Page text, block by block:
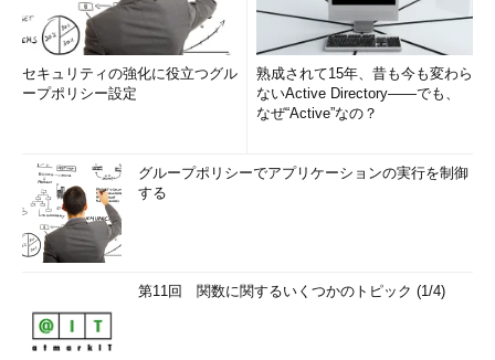
上野 宣（うえの せん）
1975年京都生まれ。情報セキュリティを世
に広げるべく、講演や執筆活動とさまざま
な方面で活動中。近著に「
今夜わかるメー
「今夜わかるHTTP」（共に翔泳社）があ
る。
セキュリティの強化に役立つグル
ープポリシー設定
熟成されて15年、昔も今も変わら
ないActive Directory――でも、
なぜ“Active”なの？
グループポリシーでアプリケーションの実行を制御
する
第11回 関数に関するいくつかのトピック (1/4)